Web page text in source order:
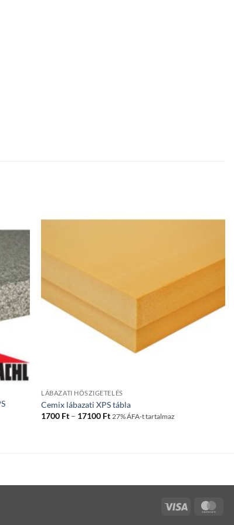
LÁBAZATI HŐSZIGETELÉS
Cemix lábazati XPS tábla
1700 Ft – 17100 FtÁrtartomány:
27% ÁFA-t tartalmaz
Visa